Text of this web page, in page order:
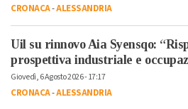
CRONACA-ALESSANDRIA
Uil su rinnovo Aia Syensqo:
prospettiva industriale e
Giovedì, 6 Agosto 2026 - 17:17
CRONACA-ALESSANDRIA